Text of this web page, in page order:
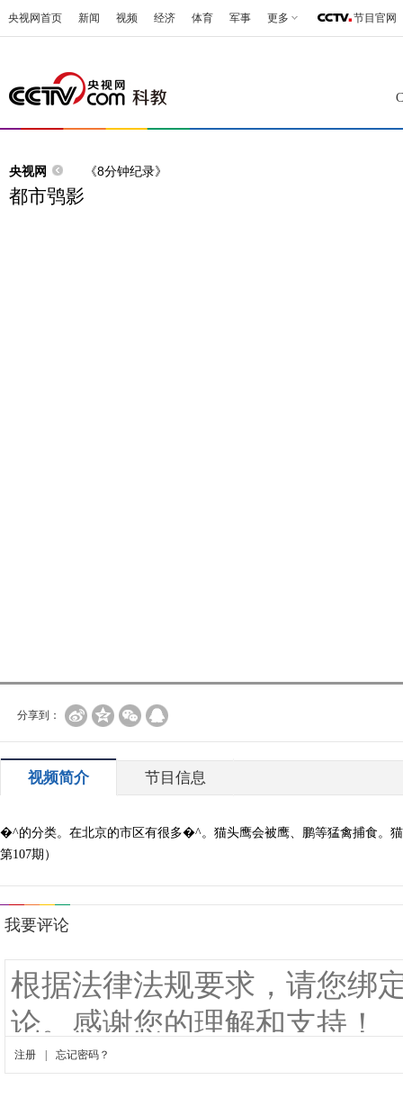
央视网首页 新闻 视频 经济 体育 军事 更多 节目官网
央视网 《8分钟纪录》
都市鸮影
分享到：
视频简介 节目信息
�^的分类。在北京的市区有很多�^。猫头鹰会被鹰、鹏等猛禽捕食。
第107期）